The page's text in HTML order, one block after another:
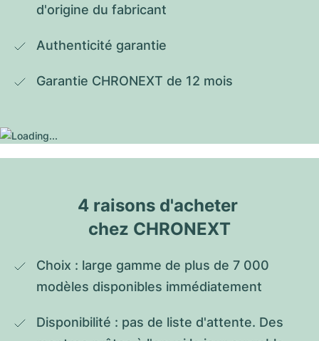
d'origine du fabricant
Authenticité garantie
Garantie CHRONEXT de 12 mois
4 raisons d'acheter
chez CHRONEXT
Choix : large gamme de plus de 7 000
modèles disponibles immédiatement
Disponibilité : pas de liste d'attente. Des